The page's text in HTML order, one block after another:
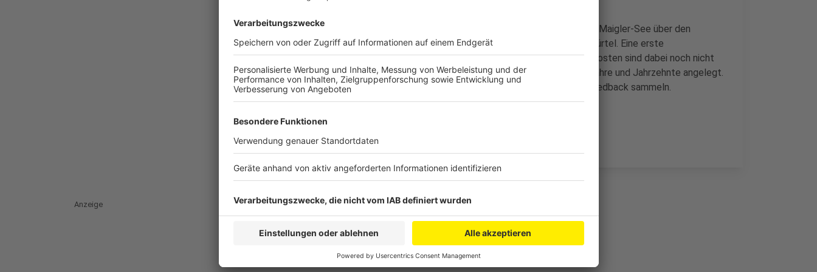
Herzstück ist die Entwicklung eines breiten Grünzuges vom Otto-Maigler-See über den
Burgpark und den Gertrudenhof bis hin zum Äußeren Kölner Grüngürtel. Eine erste
Kostenschätzung liegt bei knapp 30 Millionen Euro, Grundstückskosten sind dabei noch nicht
eingerechnet. Allerdings ist das Grün- und Freiraumkonzept auf Jahre und Jahrzehnte angelegt.
Die Verwaltung will jetzt die Bürger zu dem Plan befragen und Feedback sammeln.
Anzeige